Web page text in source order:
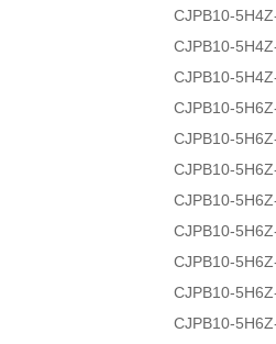
CJPB10-
CJPB10-
CJPB10-
CJPB10-
CJPB10-
CJPB10-
CJPB10-
CJPB10-
CJPB10-
CJPB10-
CJPB10-